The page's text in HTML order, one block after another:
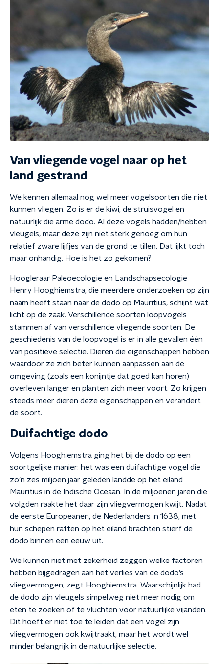
Van vliegende vogel naar op het
land gestrand
We kennen allemaal nog wel meer vogelsoorten die niet
kunnen vliegen. Zo is er de kiwi, de struisvogel en
natuurlijk die arme dodo. Al deze vogels hadden/hebben
vleugels, maar deze zijn niet sterk genoeg om hun
relatief zware lijfjes van de grond te tillen. Dat lijkt toch
maar onhandig. Hoe is het zo gekomen?
Hoogleraar Paleoecologie en Landschapsecologie
Henry Hooghiemstra, die meerdere onderzoeken op zijn
naam heeft staan naar de dodo op Mauritius, schijnt wat
licht op de zaak. Verschillende soorten loopvogels
stammen af van verschillende vliegende soorten. De
geschiedenis van de loopvogel is er in alle gevallen één
van positieve selectie. Dieren die eigenschappen hebben
waardoor ze zich beter kunnen aanpassen aan de
omgeving (zoals een konijntje dat goed kan horen)
overleven langer en planten zich meer voort. Zo krijgen
steeds meer dieren deze eigenschappen en verandert
de soort.
Duifachtige dodo
Volgens Hooghiemstra ging het bij de dodo op een
soortgelijke manier: het was een duifachtige vogel die
zo’n zes miljoen jaar geleden landde op het eiland
Mauritius in de Indische Oceaan. In de miljoenen jaren die
volgden raakte het daar zijn vliegvermogen kwijt. Nadat
de eerste Europeanen, de Nederlanders in 1638, met
hun schepen ratten op het eiland brachten stierf de
dodo binnen een eeuw uit.
We kunnen niet met zekerheid zeggen welke factoren
hebben bijgedragen aan het verlies van de dodo’s
vliegvermogen, zegt Hooghiemstra. Waarschijnlijk had
de dodo zijn vleugels simpelweg niet meer nodig om
eten te zoeken of te vluchten voor natuurlijke vijanden.
Dit hoeft er niet toe te leiden dat een vogel zijn
vliegvermogen ook kwijtraakt, maar het wordt wel
minder belangrijk in de natuurlijke selectie.